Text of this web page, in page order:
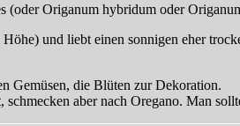
(oder Origanum hybridum oder
und liebt einen sonnigen eher
Gemüsen, die Blüten zur Dekoration.
aber nach Oregano. Man